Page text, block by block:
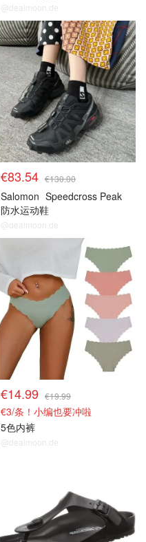
@dealmoon.de
€83.54 €130.00
Salomon Speedcross Peak
防水运动鞋
@dealmoon.de
€14.99 €19.99
€3/条！小编也要冲啦
5色内裤
@dealmoon.de